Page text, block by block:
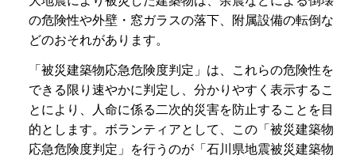
の危険性や外壁・窓ガラスの落下、附属設備の転倒な
どのおそれがあります。
「被災建築物応急危険度判定」は、これらの危険性を
できる限り速やかに判定し、分かりやすく表示するこ
とにより、人命に係る二次的災害を防止することを目
的とします。ボランティアとして、この「被災建築物
応急危険度判定」を行うのが「石川県地震被災建築物